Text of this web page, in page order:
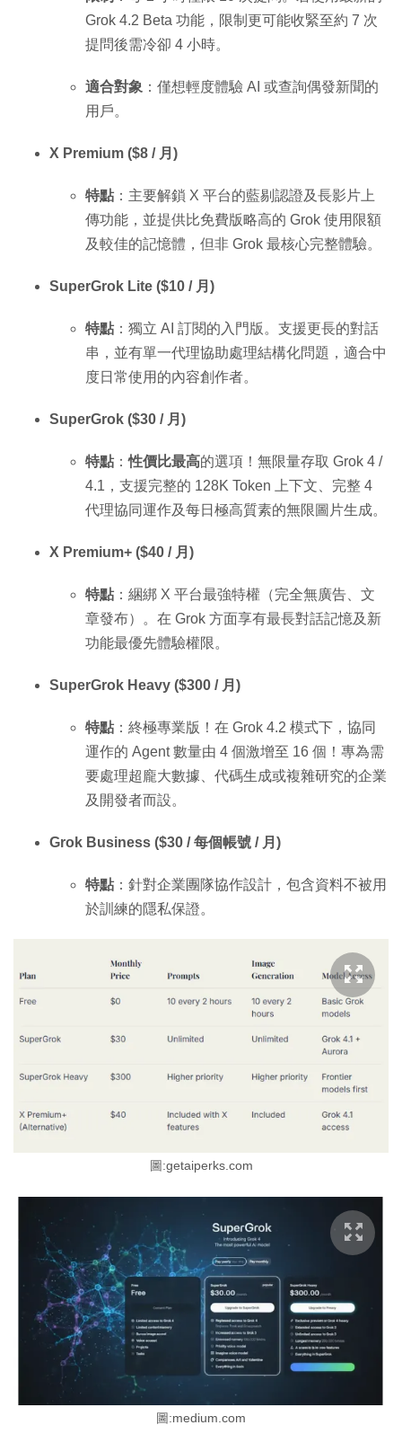
Grok 4.2 Beta 功能，限制更可能收緊至約 7 次
提問後需冷卻 4 小時。
適合對象 ：僅想輕度體驗 AI 或查詢偶發新聞的
用戶。
X Premium ($8 / 月)
特點 ：主要解鎖 X 平台的藍剔認證及長影片上
傳功能，並提供比免費版略高的 Grok 使用限額
及較佳的記憶體，但非 Grok 最核心完整體驗。
SuperGrok Lite ($10 / 月)
特點 ：獨立 AI 訂閱的入門版。支援更長的對話
串，並有單一代理協助處理結構化問題，適合中
度日常使用的內容創作者。
SuperGrok ($30 / 月)
特點 ：性價比最高的選項！無限量存取 Grok 4 /
4.1，支援完整的 128K Token 上下文、完整 4
代理協同運作及每日極高質素的無限圖片生成。
X Premium+ ($40 / 月)
特點 ：綑綁 X 平台最強特權（完全無廣告、文
章發布）。在 Grok 方面享有最長對話記憶及新
功能最優先體驗權限。
SuperGrok Heavy ($300 / 月)
特點 ：終極專業版！在 Grok 4.2 模式下，協同
運作的 Agent 數量由 4 個激增至 16 個！專為需
要處理超龐大數據、代碼生成或複雜研究的企業
及開發者而設。
Grok Business ($30 / 每個帳號 / 月)
特點 ：針對企業團隊協作設計，包含資料不被用
於訓練的隱私保證。
圖:getaiperks.com
圖:medium.com